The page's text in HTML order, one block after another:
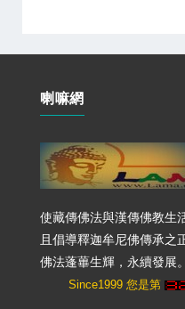
喇嘛網
使藏傳佛法與漢傳佛教生
且倡導釋迦牟尼佛傳承之
佛法蓬蓽生輝，永續發展。
Since1999 您是第